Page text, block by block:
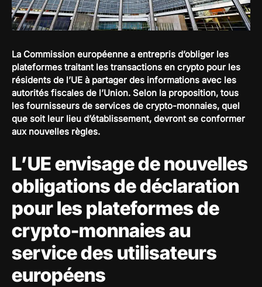
La Commission européenne a entrepris d’obliger les
plateformes traitant les transactions en crypto pour les
résidents de l’UE à partager des informations avec les
autorités fiscales de l’Union. Selon la proposition, tous
les fournisseurs de services de crypto-monnaies, quel
que soit leur lieu d’établissement, devront se conformer
aux nouvelles règles.
L’UE envisage de nouvelles
obligations de déclaration
pour les plateformes de
crypto-monnaies au
service des utilisateurs
européens